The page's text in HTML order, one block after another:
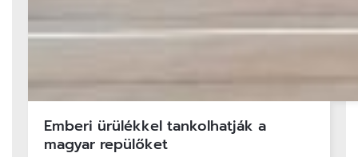
Emberi ürülékkel tankolhatják a
magyar repülőket